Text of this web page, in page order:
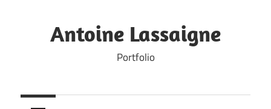
contentAntoine Lassaigne
Portfolio